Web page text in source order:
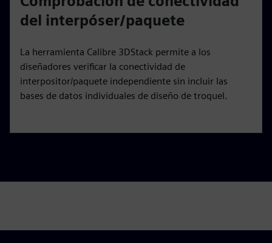
del interpóser/paquete
La herramienta Calibre 3DStack permite a los
diseñadores verificar la conectividad de
interpositor/paquete independiente sin incluir las
bases de datos individuales de diseño de troquel.